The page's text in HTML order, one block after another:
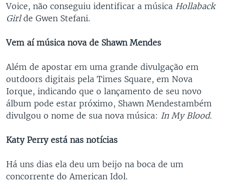
Voice, não conseguiu identificar a música Hollaback
Girlde Gwen Stefani.
Vem aí música nova de Shawn Mendes
Além de apostar em uma grande divulgação em
outdoors digitais pela Times Square, em Nova
Iorque, indicando que o lançamento de seu novo
álbum pode estar próximo, Shawn Mendestambém
divulgou o nome de sua nova música: In My Blood.
Katy Perry está nas notícias
Há uns dias ela deu um beijo na boca de um
concorrente do American Idol.